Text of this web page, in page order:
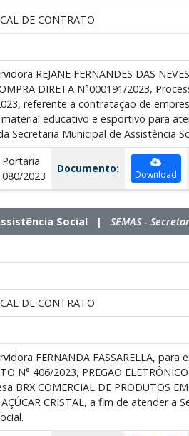
DE CONTRATO
REJANE FERNANDES DAS
DIRETA N°000191/2023,
referente a contratação de
educativo e esportivo para
Secretaria Municipal de Assistência
Portaria
080/2023
Documento: Download
Social | SEMAS -
DE CONTRATO
FERNANDA FASSARELLA, para
N° 406/2023, PREGÃO
BRX COMERCIAL DE PRODUTOS
CRISTAL, a fim de atender a